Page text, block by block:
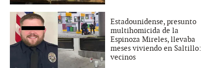
Estadounidense, presunto
multihomicida de la
Espinoza Mireles, llevaba
meses viviendo en Saltillo:
vecinos